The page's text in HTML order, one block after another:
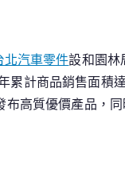
北汽車零件設和園林
累計商品銷售面積
高質優價產品，